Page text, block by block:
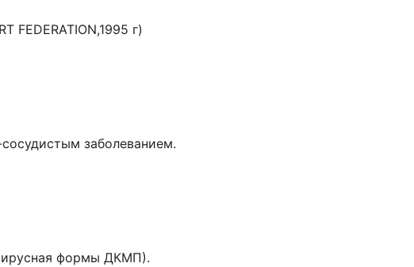
FEDERATION,1995 г)
заболеванием.
формы ДКМП).